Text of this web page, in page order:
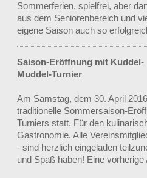
Sommerferien, spielfrei, aber
aus dem Seniorenbereich und
eigene Saison auch so
Saison-Eröffnung mit Kuddel-
Muddel-Turnier
Am Samstag, dem 30. April
traditionelle Sommersaison-
Turniers statt. Für den
Gastronomie. Alle
- sind herzlich eingeladen
und Spaß haben! Eine